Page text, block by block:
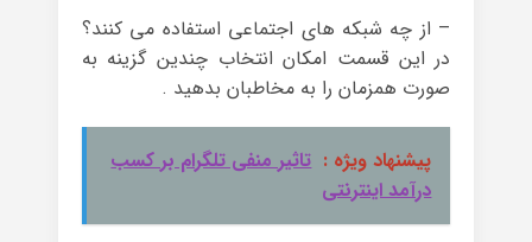
– از چه شبکه های اجتماعی استفاده می کنند؟
در این قسمت امکان انتخاب چندین گزینه به
صورت همزمان را به مخاطبان بدهید .
پیشنهاد ویژه : تاثیر منفی تلگرام بر کسب
درآمد اینترنتی